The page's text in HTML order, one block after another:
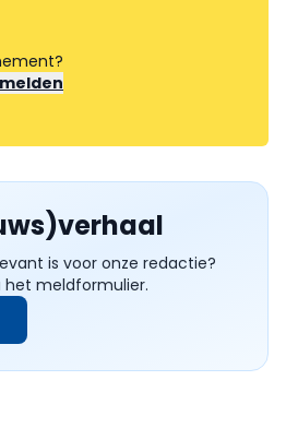
is voor onze redactie?
meldformulier.